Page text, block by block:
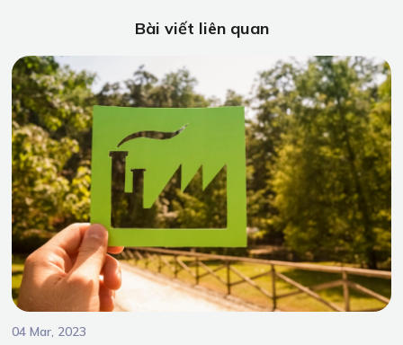
Bài viết liên quan
04 Mar, 2023